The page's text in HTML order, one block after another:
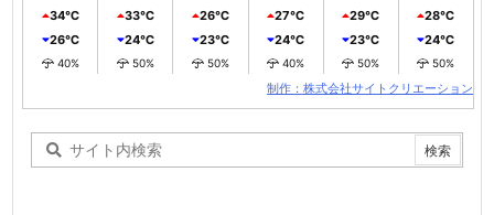
34℃
26℃
40%
33℃
24℃
50%
26℃
23℃
50%
27℃
24℃
40%
29℃
23℃
50%
28℃
24℃
50%
制作：株式会社サイトクリエーション